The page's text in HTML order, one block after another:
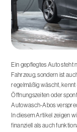
Ein gepflegtes Auto steht
Fahrzeug, sondern ist
regelmäßig wäscht,
Öffnungszeiten oder
Autowasch-Abos
In diesem Artikel zeigen
finanziell als auch